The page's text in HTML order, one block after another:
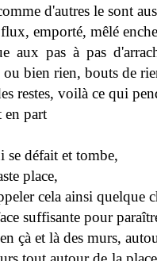
d'autres le sont
emporté, mêlé
aux pas à pas
bien rien, bouts de
restes, voilà ce qui
en part
se défait et tombe,
place,
cela ainsi quelque
suffisante pour
çà et là des murs,